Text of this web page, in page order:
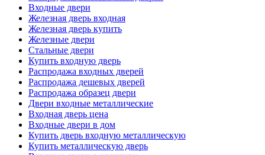
Входные двери
Железная дверь входная
Железная дверь купить
Железные двери
Стальные двери
Купить входную дверь
Распродажа входных дверей
Распродажа дешевых дверей
Распродажа образец двери
Двери входные металлические
Входная дверь цена
Входные двери в дом
Купить дверь входную металлическую
Купить металлическую дверь